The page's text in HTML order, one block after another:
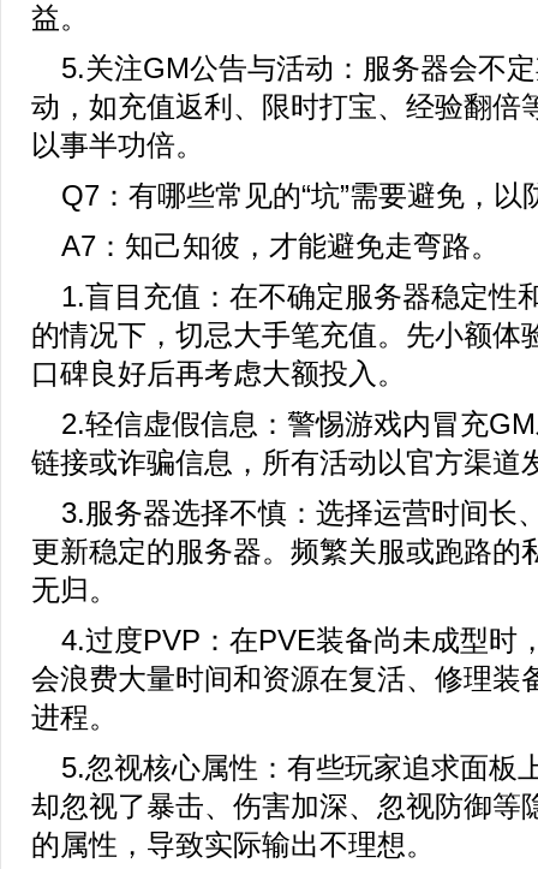
益。
5.关注GM公告与活动：服务器会不
动，如充值返利、限时打宝、经验翻倍
以事半功倍。
Q7：有哪些常见的“坑”需要避免，以
A7：知己知彼，才能避免走弯路。
1.盲目充值：在不确定服务器稳定性
的情况下，切忌大手笔充值。先小额体
口碑良好后再考虑大额投入。
2.轻信虚假信息：警惕游戏内冒充
链接或诈骗信息，所有活动以官方渠道
3.服务器选择不慎：选择运营时间长
更新稳定的服务器。频繁关服或跑路的
无归。
4.过度PVP：在PVE装备尚未成型时
会浪费大量时间和资源在复活、修理装
进程。
5.忽视核心属性：有些玩家追求面板
却忽视了暴击、伤害加深、忽视防御等
的属性，导致实际输出不理想。